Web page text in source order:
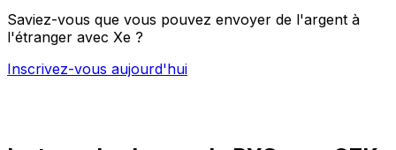
Saviez-vous que vous pouvez envoyer de l'argent à
l'étranger avec Xe ?
Inscrivez-vous aujourd'hui